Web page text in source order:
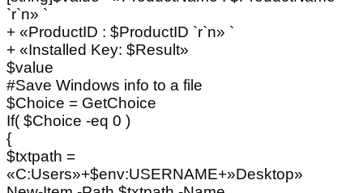
`r`n» `
+ «ProductID : $ProductID `r`n» `
+ «Installed Key: $Result»
$value
#Save Windows info to a file
$Choice = GetChoice
If( $Choice -eq 0 )
{
$txtpath =
«C:Users»+$env:USERNAME+»Desktop»